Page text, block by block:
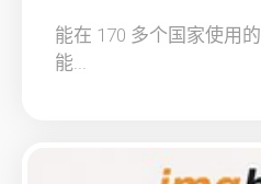
能在 170 多个国家使用
能...